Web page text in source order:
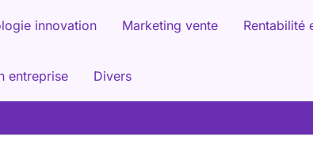
innovation Marketing vente Rentabilité
entreprise Divers